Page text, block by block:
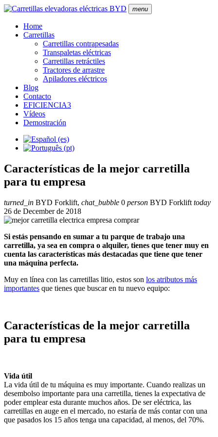
menu
Home
Carretillas
Carretillas contrapesadas
Transpaletas eléctricas
Carretillas retráctiles
Tractores de arrastre
Apiladores eléctricos
Blog
Contacto
EFICIENCIA3
Vídeos
Demostración
Características de la mejor carretilla
para tu empresa
turned_in BYD Forklift, chat_bubble 0 person BYD Forklift today
26 de December de 2018
Si estás pensando en sumar a tu parque de trabajo una
carretilla, ya sea en compra o alquiler, tienes que tener muy en
cuenta las características más destacadas que tiene que tener
una máquina perfecta.
Muy en línea con las carretillas litio, estos son los atributos más
importantes que tienes que buscar en tu nuevo equipo:
Características de la mejor carretilla
para tu empresa
Vida útil
La vida útil de tu máquina es muy importante. Cuando realizas un
desembolso importante para una carretilla, tienes la expectativa de
poder emplear esta durante muchos años. De ser eléctrica, las
carretillas en auge en el mercado, no estaría de más contar con una
que pasados los 15 años tenga una capacidad, al menos, del 70%.